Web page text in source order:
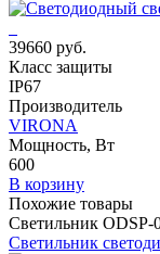
39660 руб.
Класс защиты
IP67
Производитель
VIRONA
Мощность, Вт
600
В корзину
Похожие товары
Светильник ODSP-
Светильник